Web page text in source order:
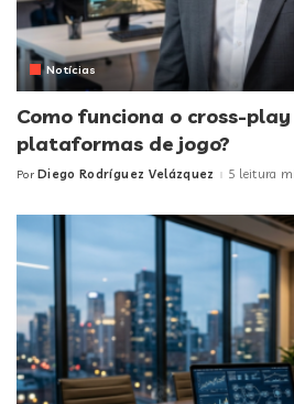
Notícias
Como funciona o cross-
plataformas de jogo?
Posted
Por Diego Rodríguez Velázquez 5 leitura